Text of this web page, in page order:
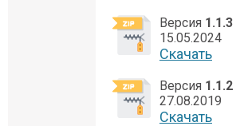
Версия 1.1.3
15.05.2024
Cкачать
Версия 1.1.2
27.08.2019
Cкачать